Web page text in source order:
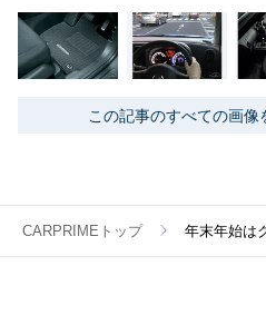
この記事のすべての画像
CARPRIMEトップ 年末年始は